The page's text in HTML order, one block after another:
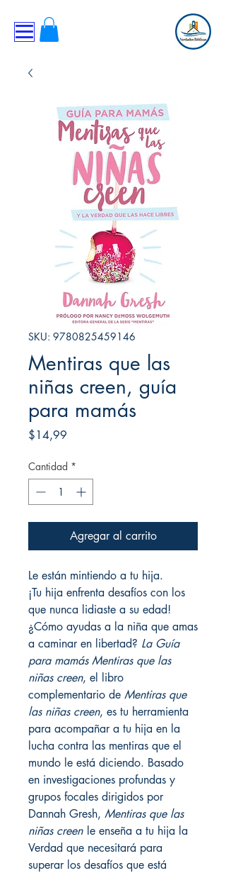
SKU: 9780825459146
Mentiras que las
niñas creen, guía
para mamás
$14,99
Cantidad *
Agregar al carrito
Le están mintiendo a tu hija.
¡Tu hija enfrenta desafíos con los
que nunca lidiaste a su edad!
¿Cómo ayudas a la niña que amas
a caminar en libertad? La Guía
para mamás Mentiras que las
niñas creen, el libro
complementario de Mentiras que
las niñas creen, es tu herramienta
para acompañar a tu hija en la
lucha contra las mentiras que el
mundo le está diciendo. Basado
en investigaciones profundas y
grupos focales dirigidos por
Dannah Gresh, Mentiras que las
niñas creen le enseña a tu hija la
Verdad que necesitará para
superar los desafíos que está